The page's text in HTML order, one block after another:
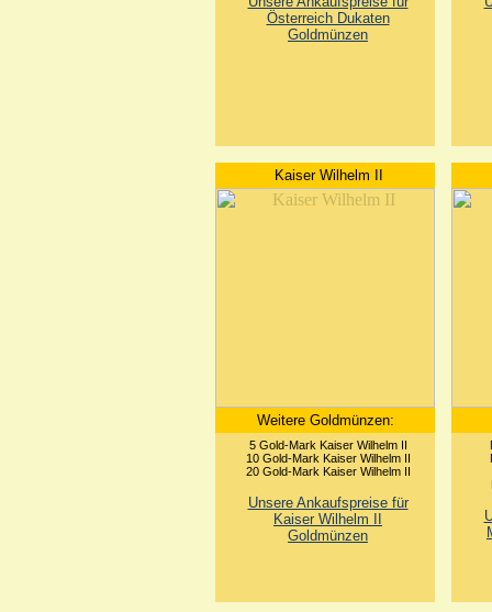
Österreich Dukaten
Goldmünzen
Kaiser Wilhelm II
Weitere Goldmünzen:
5 Gold-Mark Kaiser Wilhelm II
10 Gold-Mark Kaiser Wilhelm II
20 Gold-Mark Kaiser Wilhelm II
Unsere Ankaufspreise für
Kaiser Wilhelm II
Goldmünzen